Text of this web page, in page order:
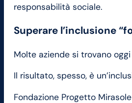
responsabilità sociale.
Superare l’inclusione
Molte aziende si trovano
Il risultato, spesso, è
Fondazione Progetto